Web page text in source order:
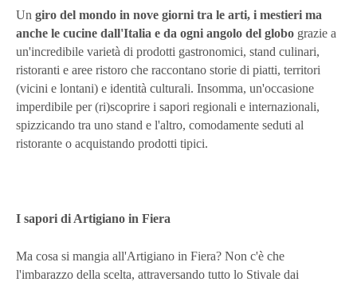
Un giro del mondo in nove giorni tra le arti, i mestieri ma
anche le cucine dall'Italia e da ogni angolo del globo grazie a
un'incredibile varietà di prodotti gastronomici, stand culinari,
ristoranti e aree ristoro che raccontano storie di piatti, territori
(vicini e lontani) e identità culturali. Insomma, un'occasione
imperdibile per (ri)scoprire i sapori regionali e internazionali,
spizzicando tra uno stand e l'altro, comodamente seduti al
ristorante o acquistando prodotti tipici.
I sapori di Artigiano in Fiera
Ma cosa si mangia all'Artigiano in Fiera? Non c'è che
l'imbarazzo della scelta, attraversando tutto lo Stivale dai